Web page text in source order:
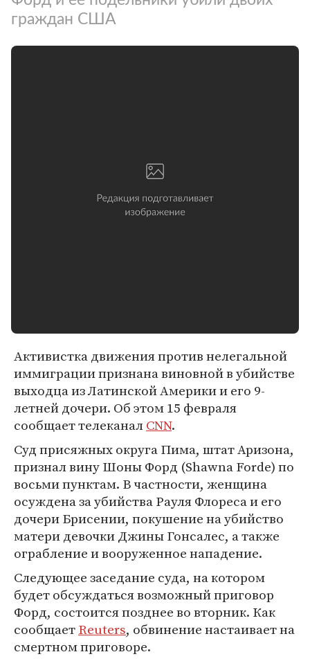
граждан США
Активистка движения против нелегальной
иммиграции признана виновной в убийстве
выходца из Латинской Америки и его 9-
летней дочери. Об этом 15 февраля
сообщает телеканалCNN.
Суд присяжных округа Пима, штат Аризона,
признал вину Шоны Форд (Shawna Forde) по
восьми пунктам. В частности, женщина
осуждена за убийства Рауля Флореса и его
дочери Брисении, покушение на убийство
матери девочки Джины Гонсалес, а также
ограбление и вооруженное нападение.
Следующее заседание суда, на котором
будет обсуждаться возможный приговор
Форд, состоится позднее во вторник. Как
сообщаетReuters, обвинение настаивает на
смертном приговоре.